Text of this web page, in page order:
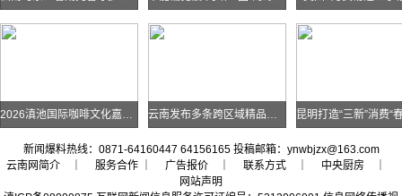
2026滇池国际咖啡文化嘉年华怎么去？最全交通攻略戳进来→ 云南发布多条跨区域精品自驾线路
新闻爆料热线：0871-64160447 64156165 投稿邮箱：ynwbjzx@163.com
云南网简介｜ 服务合作 ｜ 广告报价｜ 联系方式｜ 中央厨房
网站声明